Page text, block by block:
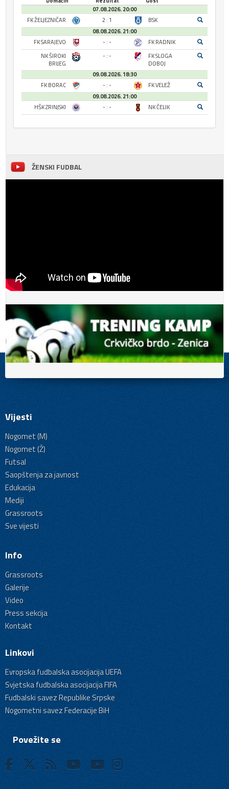
07.08.2026. 20:00
FK ŽELJEZNIČAR
2 : 1
BSK
08.08.2026. 21:00
FK SARAJEVO
- : -
FK RADNIK
NK ŠIROKI
BRIJEG
- : -
FK SLOGA
DOBOJ
09.08.2026. 18:30
FK BORAC
- : -
FK VELEŽ
09.08.2026. 21:00
HŠK ZRINJSKI
- : - NK ČELIK
ŽENSKI FUDBAL
Vijesti
Nogomet (M)
Nogomet (Ž)
Futsal
Saopštenja za javnost
Edukacija
Mediji
Grassroots
Sve vijesti
Info
Grassroots
Galerije
Video
Press sekcija
Kontakt
Linkovi
Evropska fudbalska asocijacija UEFA
Svjetska fudbalska asocijacija FIFA
Fudbalski savez Republike Srpske
Nogometni savez Federacije BiH
Povežite se